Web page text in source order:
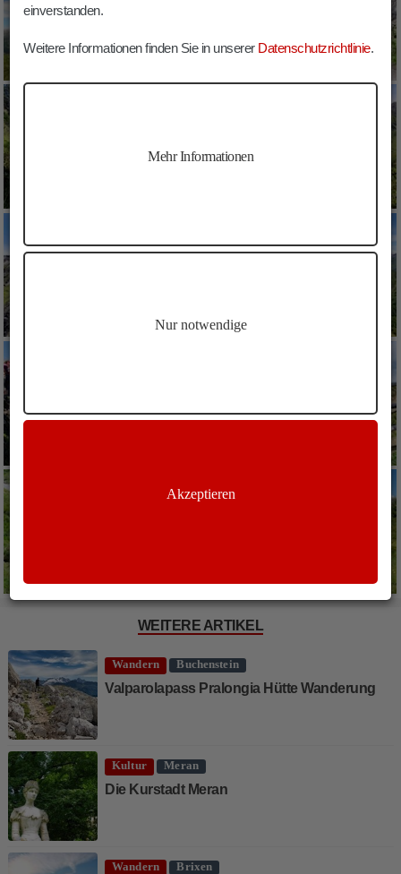
WEITERE ARTIKEL
Wandern Buchenstein
Valparolapass Pralongia Hütte Wanderung
Kultur Meran
Die Kurstadt Meran
Wandern Brixen
einverstanden.
Weitere Informationen finden Sie in unserer Datenschutzrichtlinie.
Mehr Informationen
Nur notwendige
Akzeptieren